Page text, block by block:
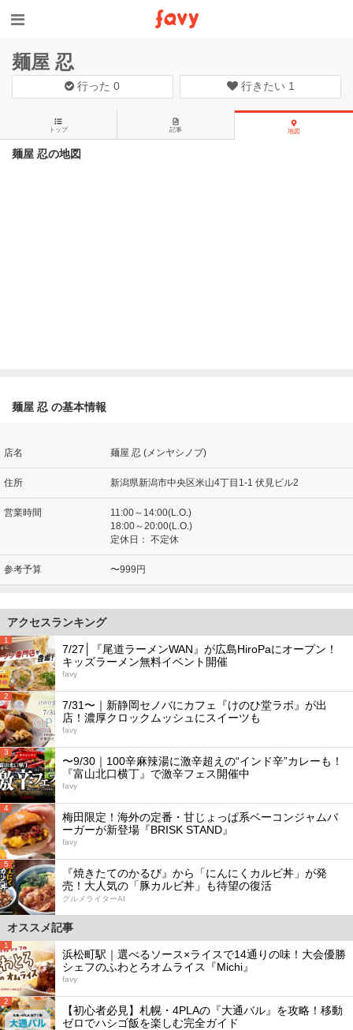
麺屋 忍
行った0 行きたい 1
トップ 記事 地図
麺屋 忍の地図
麺屋 忍 の基本情報
店名 麺屋 忍 (メンヤシノブ)
住所 新潟県新潟市中央区米山4丁目1-1 伏見ビル2
営業時間
11:00～14:00(L.O.)
18:00～20:00(L.O.)
定休日： 不定休
参考予算 〜999円
アクセスランキング
1
7/27│『尾道ラーメンWAN』が広島HiroPaにオープン！
キッズラーメン無料イベント開催
favy
2
7/31〜｜新静岡セノバにカフェ『けのひ堂ラボ』が出
店！濃厚クロックムッシュにスイーツも
favy
3
〜9/30｜100辛麻辣湯に激辛超えの“インド辛”カレーも！
『富山北口横丁』で激辛フェス開催中
favy
4
梅田限定！海外の定番・甘じょっぱ系ベーコンジャムバ
ーガーが新登場『BRISK STAND』
favy
5
『焼きたてのかるび』から「にんにくカルビ丼」が発
売！大人気の「豚カルビ丼」も待望の復活
グルメライターAI
オススメ記事
1
浜松町駅｜選べるソース×ライスで14通りの味！大会優勝
シェフのふわとろオムライス『Michi』
favy
2
【初心者必見】札幌・4PLAの『大通バル』を攻略！移動
ゼロでハシゴ飯を楽しむ完全ガイド